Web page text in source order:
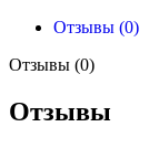
Отзывы (0)
Отзывы (0)
Отзывы